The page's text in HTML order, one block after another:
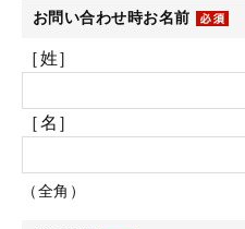
お問い合わせ時お名前
［姓］
［名］
（全角）